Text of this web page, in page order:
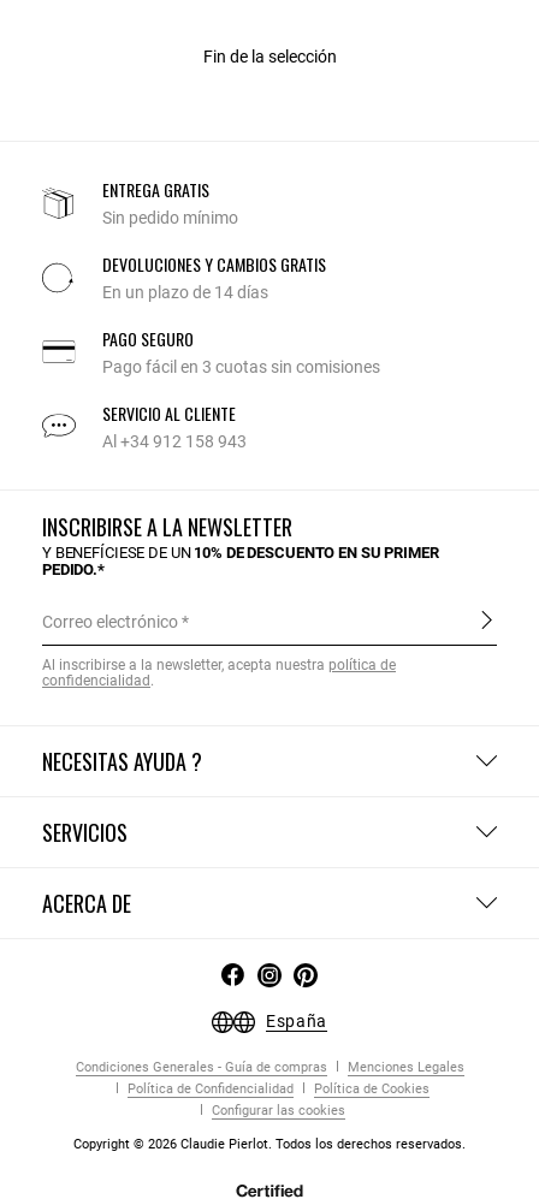
Fin de la selección
ENTREGA GRATIS
Sin pedido mínimo
DEVOLUCIONES Y CAMBIOS GRATIS
En un plazo de 14 días
PAGO SEGURO
Pago fácil en 3 cuotas sin comisiones
SERVICIO AL CLIENTE
Al +34 912 158 943
NECESITAS AYUDA ?
SERVICIOS
ACERCA DE
INSCRIBIRSE A LA NEWSLETTER
Y BENEFÍCIESE DE UN 10% DE DESCUENTO EN SU PRIMER
PEDIDO.*
Correo electrónico
Al inscribirse a la newsletter, acepta nuestra política de
confidencialidad.
España
Condiciones Generales - Guía de compras
Menciones Legales
Política de Confidencialidad
Política de Cookies
Configurar las cookies
Copyright © 2026 Claudie Pierlot. Todos los derechos reservados.